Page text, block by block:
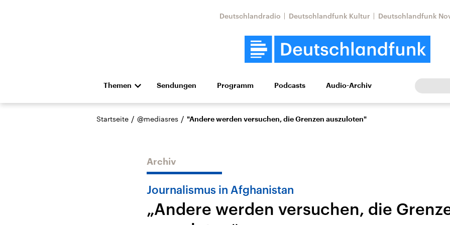
Deutschlandradio Deutschlandfunk Kultur Deutschlandfunk
Themen
Die Nachrichten Politik Wirtschaft Wissen Kultur Europa
Hörspiel und Feature Musik
Landtagswahl Sachsen-
Anhalt 2026
USA
Nahostkonflikt
Iran
Sendungen Programm Podcasts Audio-Archiv
Startseite / @mediasres / "Andere werden versuchen, die Grenzen auszuloten"
Archiv
Journalismus in Afghanistan
„Andere werden versuchen, die